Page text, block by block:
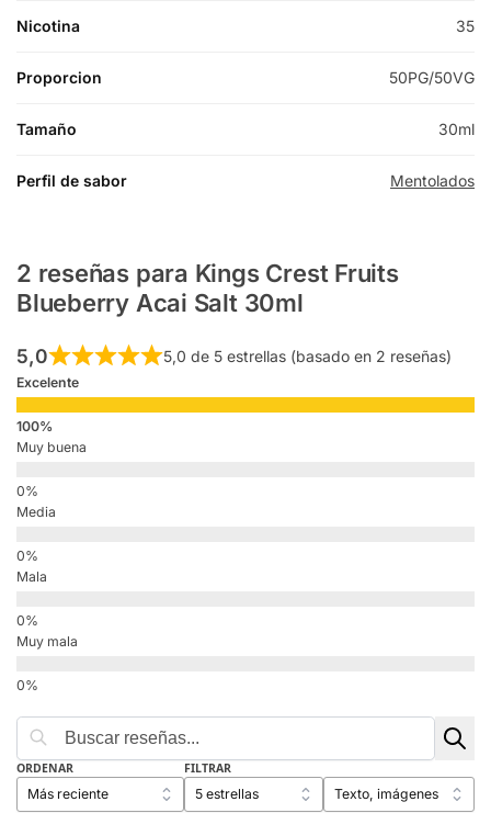
Nicotina 35
Proporcion 50PG/50VG
Tamaño 30ml
Perfil de sabor Mentolados
2 reseñas para Kings Crest Fruits
Blueberry Acai Salt 30ml
5,0 5,0 de 5 estrellas (basado en 2 reseñas)
Excelente
Muy buena
Media
Mala
Muy mala
ORDENAR FILTRAR